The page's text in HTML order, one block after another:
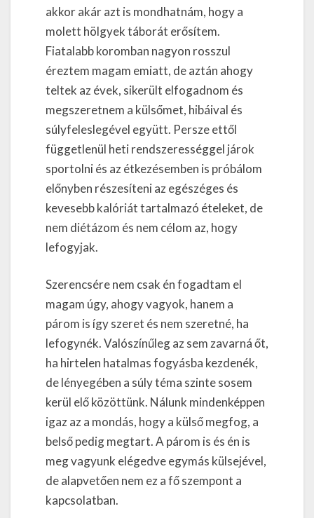
akkor akár azt is mondhatnám, hogy a
molett hölgyek táborát erősítem.
Fiatalabb koromban nagyon rosszul
éreztem magam emiatt, de aztán ahogy
teltek az évek, sikerült elfogadnom és
megszeretnem a külsőmet, hibáival és
súlyfeleslegével együtt. Persze ettől
függetlenül heti rendszerességgel járok
sportolni és az étkezésemben is próbálom
előnyben részesíteni az egészéges és
kevesebb kalóriát tartalmazó ételeket, de
nem diétázom és nem célom az, hogy
lefogyjak.
Szerencsére nem csak én fogadtam el
magam úgy, ahogy vagyok, hanem a
párom is így szeret és nem szeretné, ha
lefogynék. Valószínűleg az sem zavarná őt,
ha hirtelen hatalmas fogyásba kezdenék,
de lényegében a súly téma szinte sosem
kerül elő közöttünk. Nálunk mindenképpen
igaz az a mondás, hogy a külső megfog, a
belső pedig megtart. A párom is és én is
meg vagyunk elégedve egymás külsejével,
de alapvetően nem ez a fő szempont a
kapcsolatban.